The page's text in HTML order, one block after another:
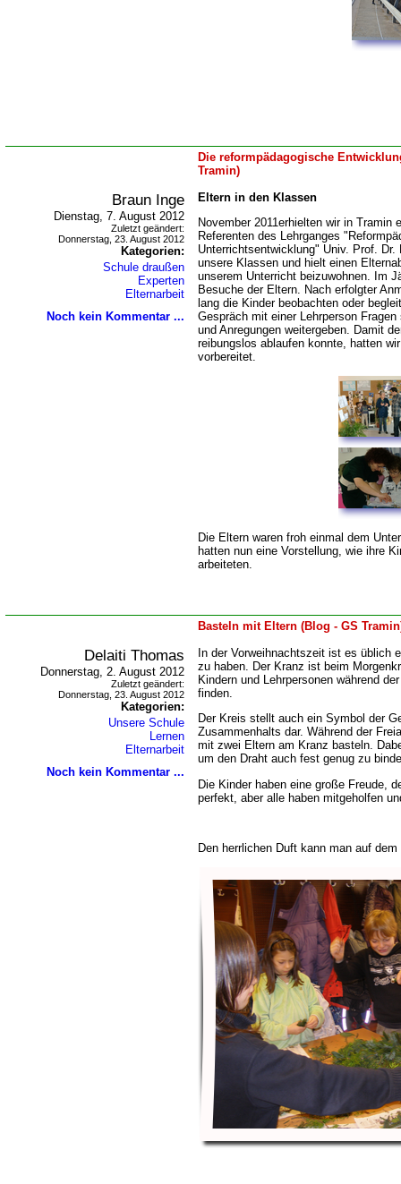
Die reformpädagogische
Tramin)
Braun Inge
Dienstag, 7. August 2012
Zuletzt geändert:
Donnerstag, 23. August 2012
Kategorien:
Schule draußen
Experten
Elternarbeit
Noch kein Kommentar ...
Eltern in den Klassen
November 2011erhielten wir in Tramin
Referenten des Lehrganges
Unterrichtsentwicklung" Univ. Prof.
unsere Klassen und hielt einen
unserem Unterricht beizuwohnen. Im
Besuche der Eltern. Nach erfolgter
lang die Kinder beobachten oder
Gespräch mit einer Lehrperson
und Anregungen weitergeben. Damit
reibungslos ablaufen konnte, hatten
vorbereitet.
Die Eltern waren froh einmal dem
hatten nun eine Vorstellung, wie ihre
arbeiteten.
Basteln mit Eltern (Blog - GS
Delaiti Thomas
Donnerstag, 2. August 2012
Zuletzt geändert:
Donnerstag, 23. August 2012
Kategorien:
Unsere Schule
Lernen
Elternarbeit
Noch kein Kommentar ...
In der Vorweihnachtszeit ist es üblich
zu haben. Der Kranz ist beim
Kindern und Lehrpersonen während
finden.
Der Kreis stellt auch ein Symbol der
Zusammenhalts dar. Während der
mit zwei Eltern am Kranz basteln.
um den Draht auch fest genug zu
Die Kinder haben eine große Freude,
perfekt, aber alle haben mitgeholfen
Den herrlichen Duft kann man auf